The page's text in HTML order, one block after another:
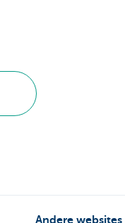
Andere websites